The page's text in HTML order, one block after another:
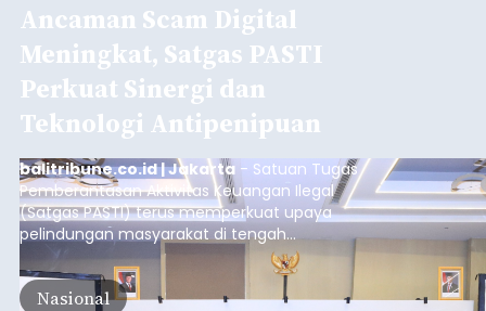
Ancaman Scam Digital
Meningkat, Satgas PASTI
Perkuat Sinergi dan
Teknologi Antipenipuan
balitribune.co.id | Jakarta - Satuan Tugas
Pemberantasan Aktivitas Keuangan Ilegal
(Satgas PASTI) terus memperkuat upaya
pelindungan masyarakat di tengah
meningkatnya ancaman penipuan digital yang
semakin kompleks.
Nasional